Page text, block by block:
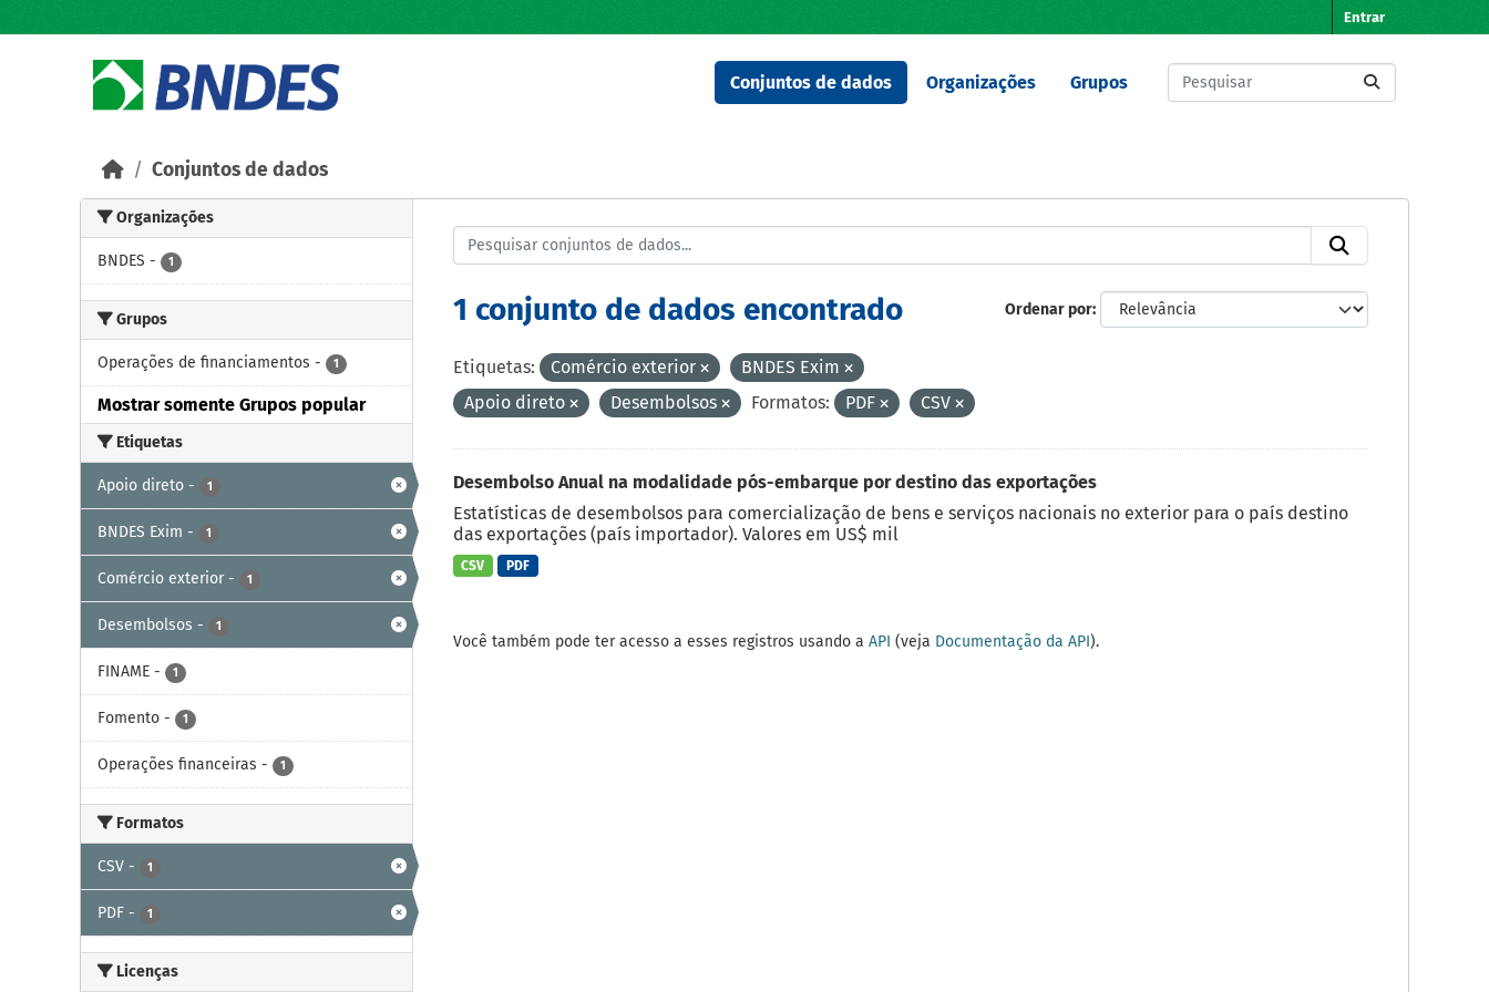
Entrar
Conjuntos de dados Organizações Grupos
Conjuntos de dados
Organizações
BNDES - 1
Grupos
Operações de financiamentos - 1
Mostrar somente Grupos popular
Etiquetas
Apoio direto - 1
BNDES Exim - 1
Comércio exterior - 1
Desembolsos - 1
FINAME - 1
Fomento - 1
Operações financeiras - 1
Formatos
CSV - 1
PDF - 1
Licenças
Ordenar por
1 conjunto de dados encontrado
Etiquetas: Comércio exterior
BNDES Exim
Apoio direto
Desembolsos Formatos: PDF CSV
Desembolso Anual na modalidade pós-embarque por destino das exportações
Estatísticas de desembolsos para comercialização de bens e serviços nacionais no exterior para o país destino
das exportações (país importador). Valores em US$ mil
CSV PDF
Você também pode ter acesso a esses registros usando a API (veja Documentação da API).